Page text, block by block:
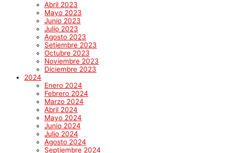
Abril 2023
Mayo 2023
Junio 2023
Julio 2023
Agosto 2023
Setiembre 2023
Octubre 2023
Noviembre 2023
Diciembre 2023
2024
Enero 2024
Febrero 2024
Marzo 2024
Abril 2024
Mayo 2024
Junio 2024
Julio 2024
Agosto 2024
Septiembre 2024